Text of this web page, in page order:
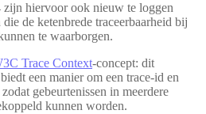
hiervoor ook nieuw te loggen
de ketenbrede traceerbaarheid bij
te waarborgen.
Trace Context-concept: dit
een manier om een trace-id en
gebeurtenissen in meerdere
kunnen worden.